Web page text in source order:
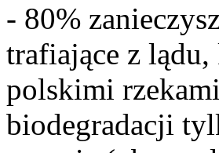
- 80%
trafiające z
polskimi
biodegradacji